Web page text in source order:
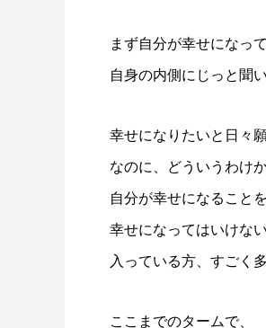
まず自分が幸せになっ
自身の内側にじっと聞
幸せになりたいと日々
なのに、どういうわけか
自分が幸せになること
幸せになってはいけな
入っている方、すごく
ここまでのタームで、